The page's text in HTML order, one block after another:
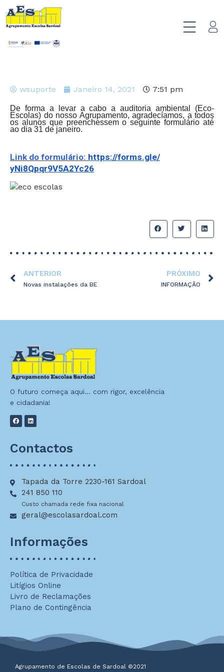
wsuporte Janeiro 14, 2021 7:51 pm
De forma a levar a cabo a auditoria ambiental (Eco-
Escolas) do nosso Agrupamento, agradecíamos, a todos
os alunos que preenchessem o seguinte formulário até
ao dia 31 de janeiro.
Link do formulário: https://forms.gle/
yNi8Qpqr9V5A2Yc26
ANTERIOR
Novas instalações da BE
PRÓXIMO
INFORMAÇÃO
O futuro começa aqui… com rigor, excelência
e cidadania!
Contactos
Tapada da Torre 2230-161 Sardoal
241 850 110
Custo chamada rede fixa nacional
geral@escolasardoal.com
Informações
Política de Privacidade
Litígios Online
Livro de Reclamações
Plano de Contingência
Agrupamento de Escolas de Sardoal ©2021